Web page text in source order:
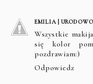
EMILIA |
Wszystkie
się kolor
pozdrawiam:)
Odpowiedz